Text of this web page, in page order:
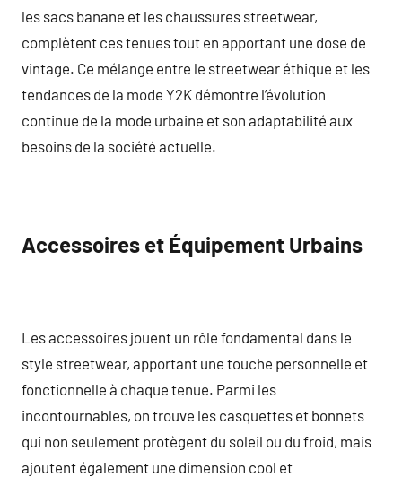
les sacs banane et les chaussures streetwear,
complètent ces tenues tout en apportant une dose de
vintage. Ce mélange entre le streetwear éthique et les
tendances de la mode Y2K démontre l’évolution
continue de la mode urbaine et son adaptabilité aux
besoins de la société actuelle.
Accessoires et Équipement Urbains
Les accessoires jouent un rôle fondamental dans le
style streetwear, apportant une touche personnelle et
fonctionnelle à chaque tenue. Parmi les
incontournables, on trouve les casquettes et bonnets
qui non seulement protègent du soleil ou du froid, mais
ajoutent également une dimension cool et